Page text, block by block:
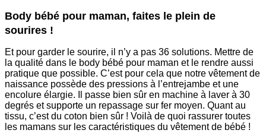
Body bébé pour maman, faites le plein de
sourires !
Et pour garder le sourire, il n’y a pas 36 solutions. Mettre de
la qualité dans le body bébé pour maman et le rendre aussi
pratique que possible. C’est pour cela que notre vêtement de
naissance possède des pressions à l’entrejambe et une
encolure élargie. Il passe bien sûr en machine à laver à 30
degrés et supporte un repassage sur fer moyen. Quant au
tissu, c’est du coton bien sûr ! Voilà de quoi rassurer toutes
les mamans sur les caractéristiques du vêtement de bébé !